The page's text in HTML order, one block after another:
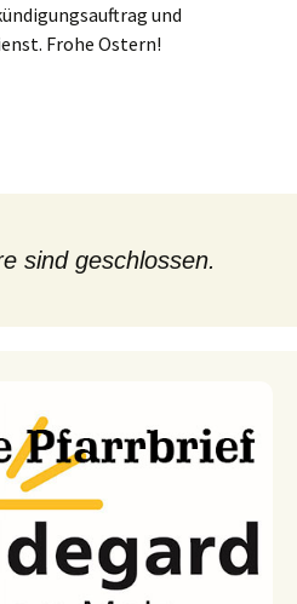
und
Frohe Ostern!
sind geschlossen.